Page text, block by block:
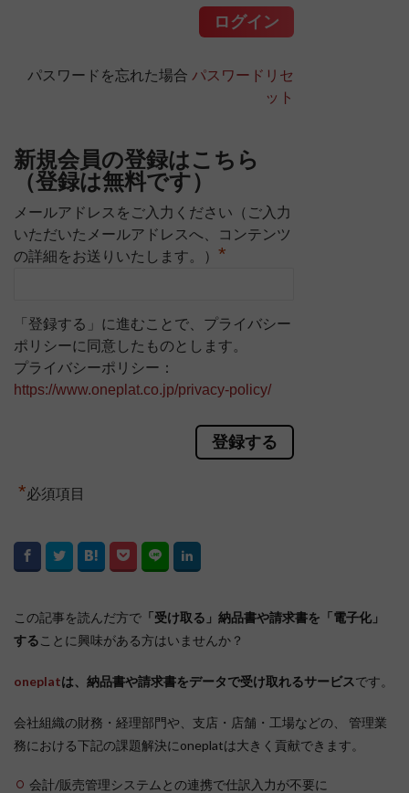
パスワードを忘れた場合 パスワードリセ
ット
新規会員の登録はこちら
（登録は無料です）
メールアドレスをご入力ください（ご入力
いただいたメールアドレスへ、コンテンツ
の詳細をお送りいたします。） *
「登録する」に進むことで、プライバシー
ポリシーに同意したものとします。
プライバシーポリシー：
https://www.oneplat.co.jp/privacy-policy/
*必須項目
この記事を読んだ方で 「受け取る」納品書や請求書を「電子化」
する ことに興味がある方はいませんか？
oneplatは、納品書や請求書をデータで受け取れるサービスです。
会社組織の財務・経理部門や、支店・店舗・工場などの、 管理業
務における下記の課題解決にoneplatは大きく貢献できます。
会計/販売管理システムとの連携で仕訳入力が不要に